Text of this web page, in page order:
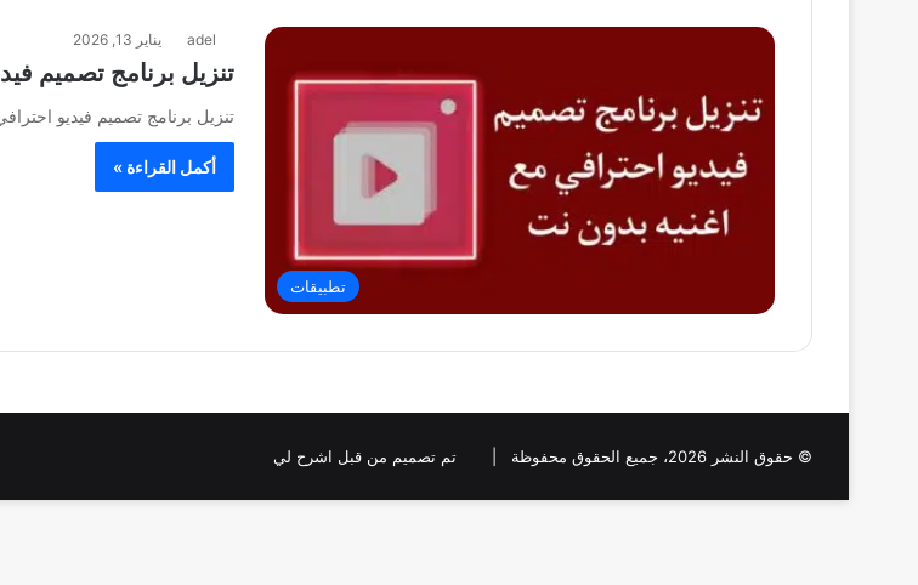
تطبيقات
adel يناير 13, 2026
تنزيل برنامج تصميم
تنزيل برنامج تصميم فيديو
أكمل القراءة »
© حقوق النشر 2026، جميع الحقوق محفوظة | تم تصميم من قبل اشرح لي